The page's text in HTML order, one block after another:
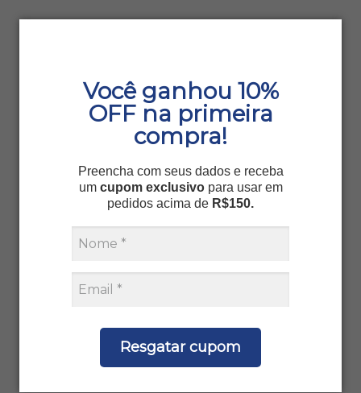
Você ganhou 10%
OFF na primeira
compra!
Preencha com seus dados e receba
um cupom exclusivopara usar em
pedidos acima de R$150.
Resgatar cupom